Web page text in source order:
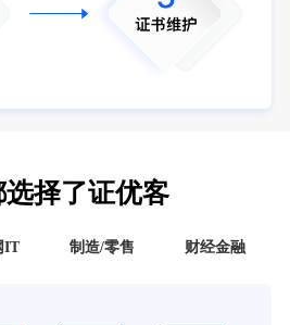
择了证优客
IT 制造/零售 财经金融